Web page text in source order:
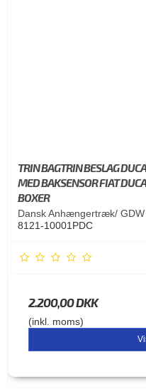
TRIN BAGTRIN BESLAG
MED BAKSENSOR FIAT
BOXER
Dansk Anhængertræk/ GDW
8121-10001PDC
2.200,00 DKK
(inkl. moms)